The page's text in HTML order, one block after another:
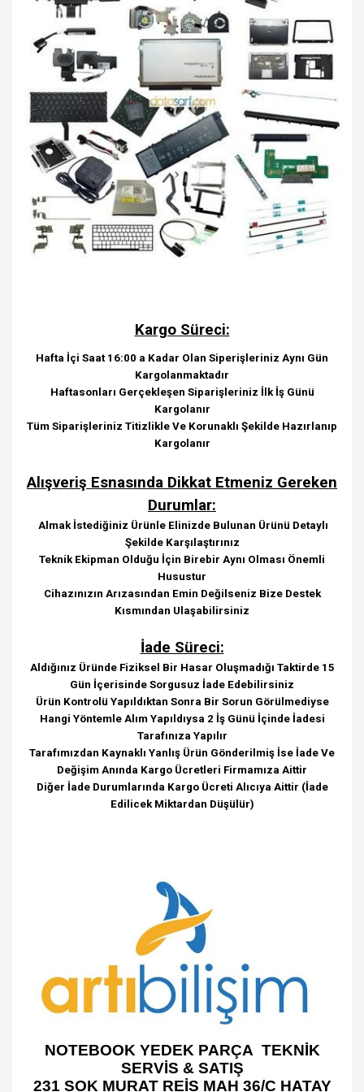
Kargo Süreci:
Hafta İçi Saat 16:00 a Kadar Olan Siperişleriniz Aynı Gün
Kargolanmaktadır
Haftasonları Gerçekleşen Siparişleriniz İlk İş Günü
Kargolanır
Tüm Siparişleriniz Titizlikle Ve Korunaklı Şekilde Hazırlanıp
Kargolanır
Alışveriş Esnasında Dikkat Etmeniz Gereken
Durumlar:
Almak İstediğiniz Ürünle Elinizde Bulunan Ürünü Detaylı
Şekilde Karşılaştırınız
Teknik Ekipman Olduğu İçin Birebir Aynı Olması Önemli
Husustur
Cihazınızın Arızasından Emin Değilseniz Bize Destek
Kısmından Ulaşabilirsiniz
İade Süreci:
Aldığınız Üründe Fiziksel Bir Hasar Oluşmadığı Taktirde 15
Gün İçerisinde Sorgusuz İade Edebilirsiniz
Ürün Kontrolü Yapıldıktan Sonra Bir Sorun Görülmediyse
Hangi Yöntemle Alım Yapıldıysa 2 İş Günü İçinde İadesi
Tarafınıza Yapılır
Tarafımızdan Kaynaklı Yanlış Ürün Gönderilmiş İse İade Ve
Değişim Anında Kargo Ücretleri Firmamıza Aittir
Diğer İade Durumlarında Kargo Ücreti Alıcıya Aittir (İade
Edilicek Miktardan Düşülür)
NOTEBOOK YEDEK PARÇA TEKNİK
SERVİS & SATIŞ
231 SOK MURAT REİS MAH 36/C HATAY